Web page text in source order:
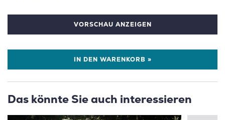
VORSCHAU ANZEIGEN
IN DEN WARENKORB »
Das könnte Sie auch interessieren